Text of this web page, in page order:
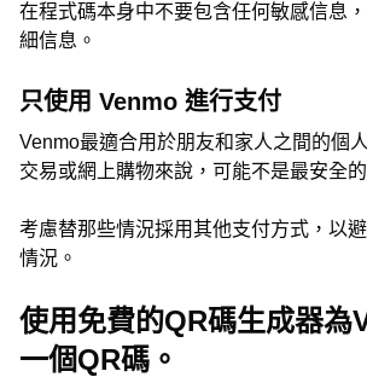
在程式碼本身中不要包含任何敏感信息
細信息。
只使用 Venmo 進行支付
Venmo最適合用於朋友和家人之間的個
交易或網上購物來說，可能不是最安全的
考慮替那些情況採用其他支付方式，以
情況。
使用免費的QR碼生成器為
一個QR碼。